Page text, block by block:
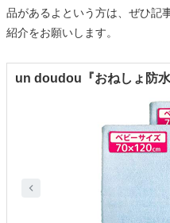
品があるよという方は、ぜひ記
紹介をお願いします。
un doudou『おねしょ防